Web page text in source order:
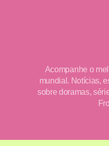
Acompanhe o
mundial. Notícias,
sobre doramas,